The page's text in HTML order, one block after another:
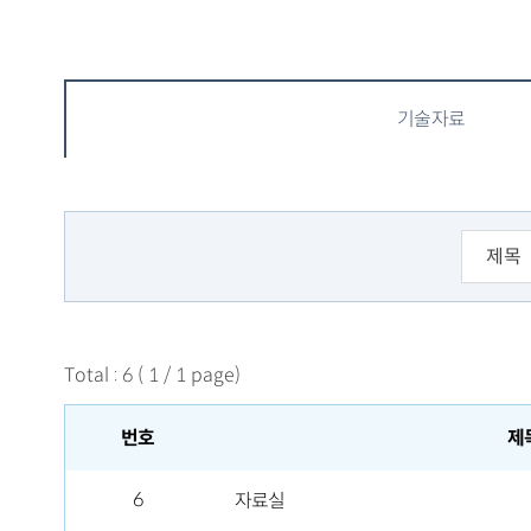
기술자료
Total : 6 ( 1/ 1page)
번호 제
6 자료실